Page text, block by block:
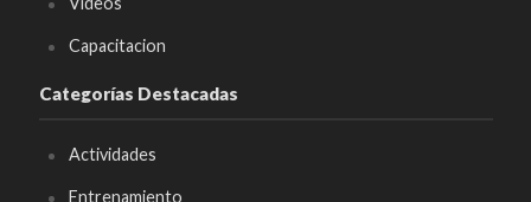
Capacitacion
Categorías Destacadas
Actividades
Entrenamiento